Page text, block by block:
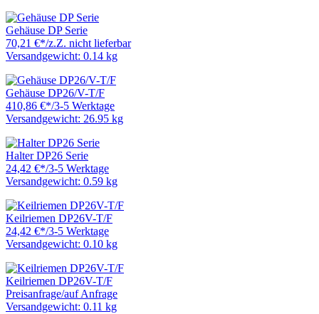
Gehäuse DP Serie
70,21 €*/z.Z. nicht lieferbar
Versandgewicht: 0.14 kg
Gehäuse DP26/V-T/F
410,86 €*/3-5 Werktage
Versandgewicht: 26.95 kg
Halter DP26 Serie
24,42 €*/3-5 Werktage
Versandgewicht: 0.59 kg
Keilriemen DP26V-T/F
24,42 €*/3-5 Werktage
Versandgewicht: 0.10 kg
Keilriemen DP26V-T/F
Preisanfrage/auf Anfrage
Versandgewicht: 0.11 kg